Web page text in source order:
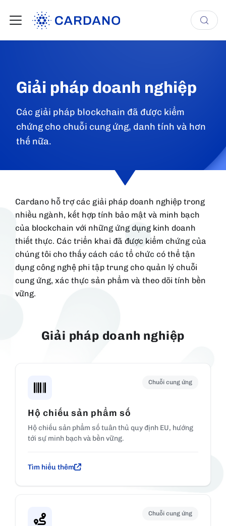
Giải pháp doanh nghiệp
Các giải pháp blockchain đã được kiểm
chứng cho chuỗi cung ứng, danh tính và hơn
thế nữa.
Cardano hỗ trợ các giải pháp doanh nghiệp trong
nhiều ngành, kết hợp tính bảo mật và minh bạch
của blockchain với những ứng dụng kinh doanh
thiết thực. Các triển khai đã được kiểm chứng của
chúng tôi cho thấy cách các tổ chức có thể tận
dụng công nghệ phi tập trung cho quản lý chuỗi
cung ứng, xác thực sản phẩm và theo dõi tính bền
vững.
Giải pháp doanh nghiệp
Chuỗi cung ứng
Hộ chiếu sản phẩm số
Hộ chiếu sản phẩm số tuân thủ quy định EU, hướng
tới sự minh bạch và bền vững.
Tìm hiểu thêm
Chuỗi cung ứng